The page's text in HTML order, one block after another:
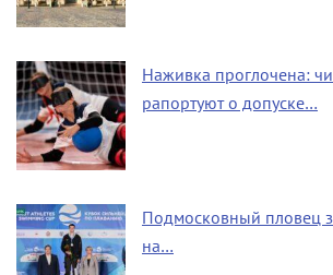
Наживка проглочена:
рапортуют о допуске…
Подмосковный пловец
на…